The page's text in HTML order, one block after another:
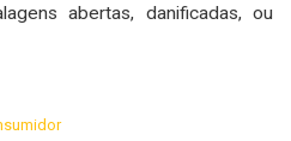
abertas, danificadas, ou